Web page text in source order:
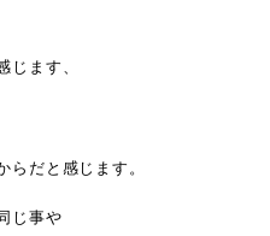
じます、
らだと感じます。
じ事や